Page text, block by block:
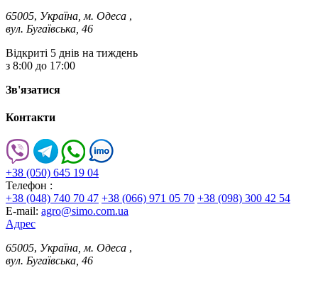
65005, Україна, м. Одеса ,
вул. Бугаївська, 46
Відкриті 5 днів на тиждень
з 8:00 до 17:00
Зв'язатися
Контакти
+38 (050) 645 19 04
Телефон :
+38 (048) 740 70 47 +38 (066) 971 05 70 +38 (098) 300 42 54
E-mail: agro@simo.com.ua
Адрес
65005, Україна, м. Одеса ,
вул. Бугаївська, 46